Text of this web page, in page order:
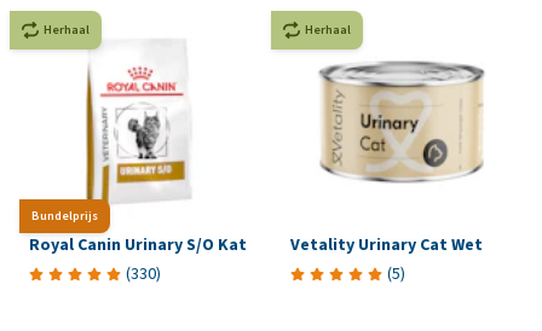
Bundelprijs
Herhaal
Royal Canin Urinary S/O Kat
(330)
Herhaal
Vetality Urinary Cat Wet
(5)